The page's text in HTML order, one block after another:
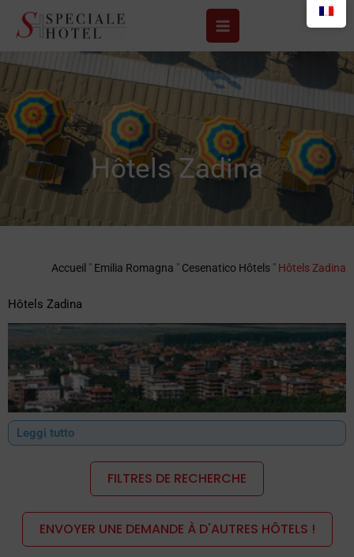
contenu
Hôtels Zadina
Accueil " Emilia Romagna " Cesenatico Hôtels " Hôtels Zadina
Hôtels Zadina
Leggi tutto
FILTRES DE RECHERCHE
ENVOYER UNE DEMANDE À D'AUTRES HÔTELS !